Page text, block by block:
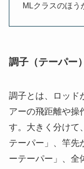
MLクラスのほう
調子（テーパー
調子とは、ロッド
アーの飛距離や操
す。大きく分けて
テーパー」、竿先
ーテーパー」、全